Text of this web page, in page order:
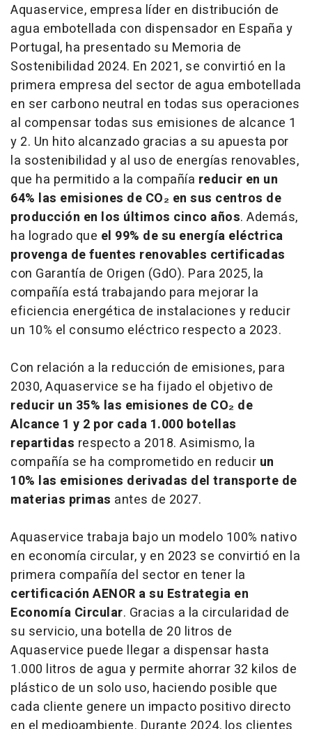
Aquaservice, empresa líder en distribución de
agua embotellada con dispensador en España y
Portugal, ha presentado su Memoria de
Sostenibilidad 2024. En 2021, se convirtió en la
primera empresa del sector de agua embotellada
en ser carbono neutral en todas sus operaciones
al compensar todas sus emisiones de alcance 1
y 2. Un hito alcanzado gracias a su apuesta por
la sostenibilidad y al uso de energías renovables,
que ha permitido a la compañía reducir en un
64% las emisiones de CO₂ en sus centros de
producción en los últimos cinco años. Además,
ha logrado que el 99% de su energía eléctrica
provenga de fuentes renovables certificadas
con Garantía de Origen (GdO). Para 2025, la
compañía está trabajando para mejorar la
eficiencia energética de instalaciones y reducir
un 10% el consumo eléctrico respecto a 2023.
Con relación a la reducción de emisiones, para
2030, Aquaservice se ha fijado el objetivo de
reducir un 35% las emisiones de CO₂ de
Alcance 1 y 2 por cada 1.000 botellas
repartidas respecto a 2018. Asimismo, la
compañía se ha comprometido en reducir un
10% las emisiones derivadas del transporte de
materias primas antes de 2027.
Aquaservice trabaja bajo un modelo 100% nativo
en economía circular, y en 2023 se convirtió en la
primera compañía del sector en tener la
certificación AENOR a su Estrategia en
Economía Circular. Gracias a la circularidad de
su servicio, una botella de 20 litros de
Aquaservice puede llegar a dispensar hasta
1.000 litros de agua y permite ahorrar 32 kilos de
plástico de un solo uso, haciendo posible que
cada cliente genere un impacto positivo directo